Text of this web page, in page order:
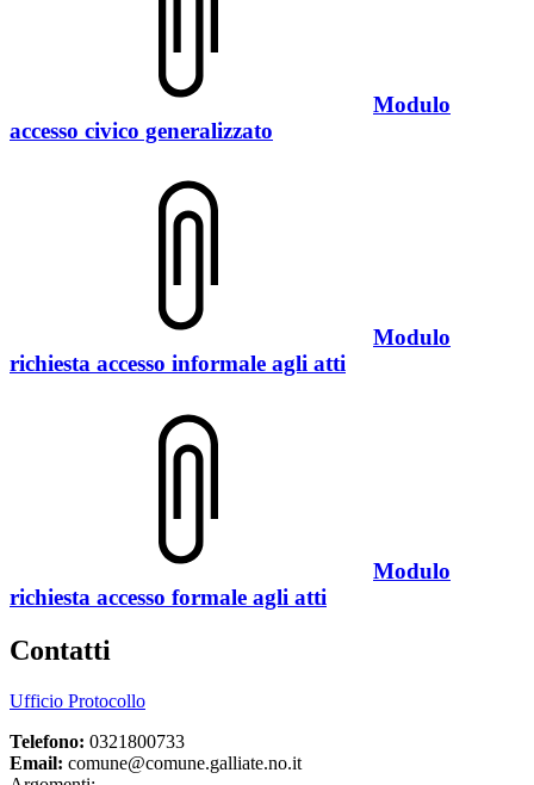
Modulo
accesso civico generalizzato
Modulo
richiesta accesso informale agli atti
Modulo
richiesta accesso formale agli atti
Contatti
Ufficio Protocollo
Telefono: 0321800733
Email: comune@comune.galliate.no.it